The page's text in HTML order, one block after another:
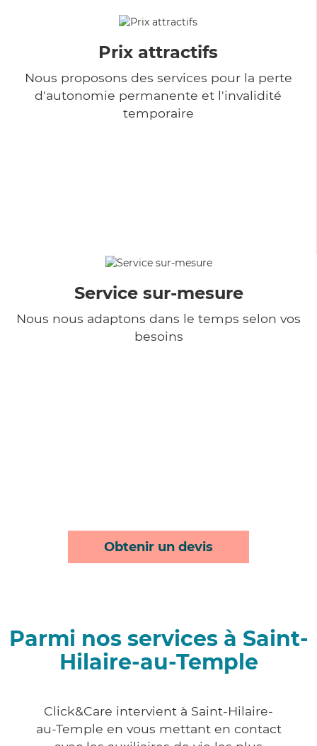
Prix attractifs
Nous proposons des services pour la perte
d'autonomie permanente et l'invalidité
temporaire
Service sur-mesure
Nous nous adaptons dans le temps selon vos
besoins
Obtenir un devis
Parmi nos services à Saint-
Hilaire-au-Temple
Click&Care intervient à Saint-Hilaire-
au-Temple en vous mettant en contact